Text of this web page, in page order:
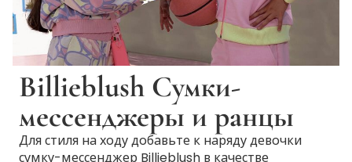
Billieblush Cумки-
мессенджеры и ранцы
Для стиля на ходу добавьте к наряду девочки
сумку-мессенджер Billieblush в качестве